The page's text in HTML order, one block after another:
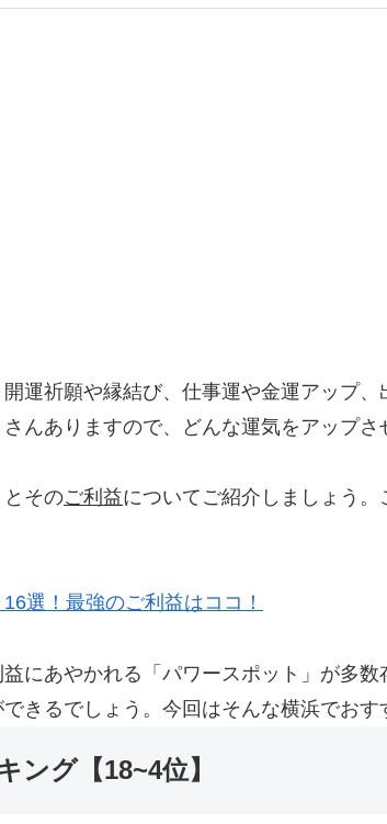
運祈願や縁結び、仕事運や金運アップ
んありますので、どんな運気をアップさ
そのご利益についてご紹介しましょう
選！最強のご利益はココ！
にあやかれる「パワースポット」が多
きるでしょう。今回はそんな横浜でお
ング【18~4位】